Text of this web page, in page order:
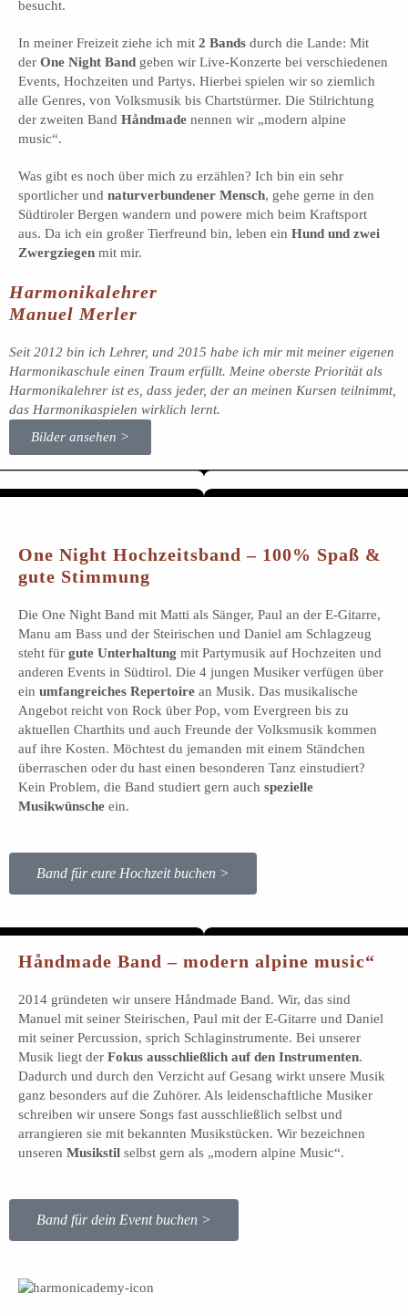
besucht.
In meiner Freizeit ziehe ich mit 2 Bands durch die Lande: Mit
der One Night Band geben wir Live-Konzerte bei verschiedenen
Events, Hochzeiten und Partys. Hierbei spielen wir so ziemlich
alle Genres, von Volksmusik bis Chartstürmer. Die Stilrichtung
der zweiten Band Håndmade nennen wir „modern alpine
music“.
Was gibt es noch über mich zu erzählen? Ich bin ein sehr
sportlicher und naturverbundener Mensch, gehe gerne in den
Südtiroler Bergen wandern und powere mich beim Kraftsport
aus. Da ich ein großer Tierfreund bin, leben ein Hund und zwei
Zwergziegen mit mir.
Harmonikalehrer
Manuel Merler
Seit 2012 bin ich Lehrer, und 2015 habe ich mir mit meiner eigenen
Harmonikaschule einen Traum erfüllt. Meine oberste Priorität als
Harmonikalehrer ist es, dass jeder, der an meinen Kursen teilnimmt,
das Harmonikaspielen wirklich lernt.
Bilder ansehen >
One Night Hochzeitsband – 100% Spaß &
gute Stimmung
Die One Night Band mit Matti als Sänger, Paul an der E-Gitarre,
Manu am Bass und der Steirischen und Daniel am Schlagzeug
steht für gute Unterhaltung mit Partymusik auf Hochzeiten und
anderen Events in Südtirol. Die 4 jungen Musiker verfügen über
ein umfangreiches Repertoire an Musik. Das musikalische
Angebot reicht von Rock über Pop, vom Evergreen bis zu
aktuellen Charthits und auch Freunde der Volksmusik kommen
auf ihre Kosten. Möchtest du jemanden mit einem Ständchen
überraschen oder du hast einen besonderen Tanz einstudiert?
Kein Problem, die Band studiert gern auch spezielle
Musikwünsche ein.
Band für eure Hochzeit buchen >
Håndmade Band – modern alpine music“
2014 gründeten wir unsere Håndmade Band. Wir, das sind
Manuel mit seiner Steirischen, Paul mit der E-Gitarre und Daniel
mit seiner Percussion, sprich Schlaginstrumente. Bei unserer
Musik liegt der Fokus ausschließlich auf den Instrumenten.
Dadurch und durch den Verzicht auf Gesang wirkt unsere Musik
ganz besonders auf die Zuhörer. Als leidenschaftliche Musiker
schreiben wir unsere Songs fast ausschließlich selbst und
arrangieren sie mit bekannten Musikstücken. Wir bezeichnen
unseren Musikstil selbst gern als „modern alpine Music“.
Band für dein Event buchen >